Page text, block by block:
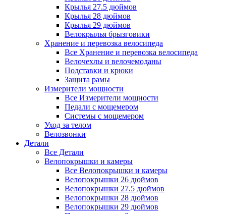
Крылья 27.5 дюймов
Крылья 28 дюймов
Крылья 29 дюймов
Велокрылья брызговики
Хранение и перевозка велосипеда
Все Хранение и перевозка велосипеда
Велочехлы и велочемоданы
Подставки и крюки
Защита рамы
Измерители мощности
Все Измерители мощности
Педали с мощемером
Системы с мощемером
Уход за телом
Велозвонки
Детали
Все Детали
Велопокрышки и камеры
Все Велопокрышки и камеры
Велопокрышки 26 дюймов
Велопокрышки 27.5 дюймов
Велопокрышки 28 дюймов
Велопокрышки 29 дюймов